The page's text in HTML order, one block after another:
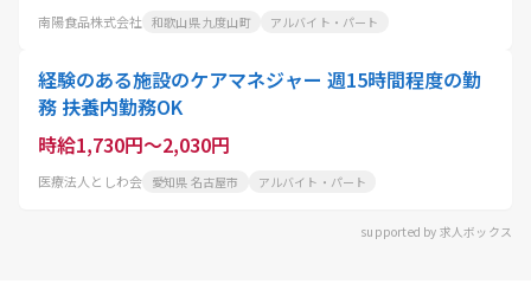
南陽食品株式会社 和歌山県 九度山町 アルバイト・パート
経験のある施設のケアマネジャー 週15時間程度の勤
務 扶養内勤務OK
時給1,730円～2,030円
医療法人としわ会 愛知県 名古屋市 アルバイト・パート
supported by 求人ボックス